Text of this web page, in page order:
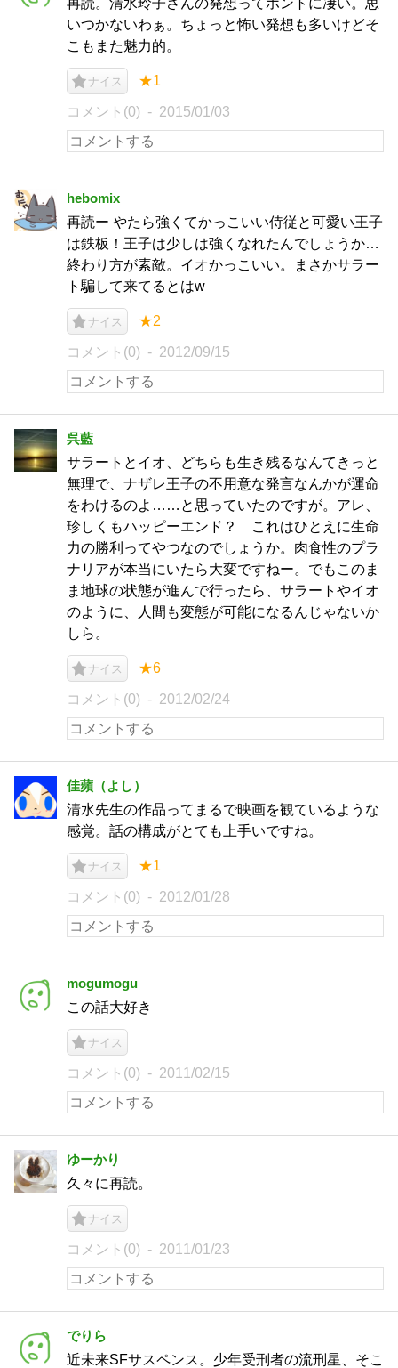
再読。清水玲子さんの発想ってホントに凄い。思
いつかないわぁ。ちょっと怖い発想も多いけどそ
こもまた魅力的。
ナイス ★1
コメント(0) 2015/01/03
hebomix
再読ー やたら強くてかっこいい侍従と可愛い王子
は鉄板！王子は少しは強くなれたんでしょうか…
終わり方が素敵。イオかっこいい。まさかサラー
ト騙して来てるとはw
ナイス ★2
コメント(0) 2012/09/15
呉藍
サラートとイオ、どちらも生き残るなんてきっと
無理で、ナザレ王子の不用意な発言なんかが運命
をわけるのよ……と思っていたのですが。アレ、
珍しくもハッピーエンド？ これはひとえに生命
力の勝利ってやつなのでしょうか。肉食性のプラ
ナリアが本当にいたら大変ですねー。でもこのま
ま地球の状態が進んで行ったら、サラートやイオ
のように、人間も変態が可能になるんじゃないか
しら。
ナイス ★6
コメント(0) 2012/02/24
佳蘋（よし）
清水先生の作品ってまるで映画を観ているような
感覚。話の構成がとても上手いですね。
ナイス ★1
コメント(0) 2012/01/28
mogumogu
この話大好き
ナイス
コメント(0) 2011/02/15
ゆーかり
久々に再読。
ナイス
コメント(0) 2011/01/23
でりら
近未来SFサスペンス。少年受刑者の流刑星、そこ